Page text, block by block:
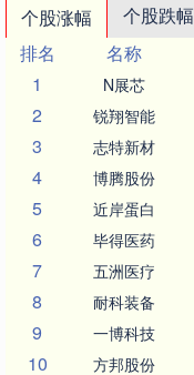
个股涨幅 个股跌幅
排名
名称
1
N展芯
2 锐翔智能
3 志特新材
4 博腾股份
5 近岸蛋白
6 毕得医药
7 五洲医疗
8 耐科装备
9 一博科技
10 方邦股份